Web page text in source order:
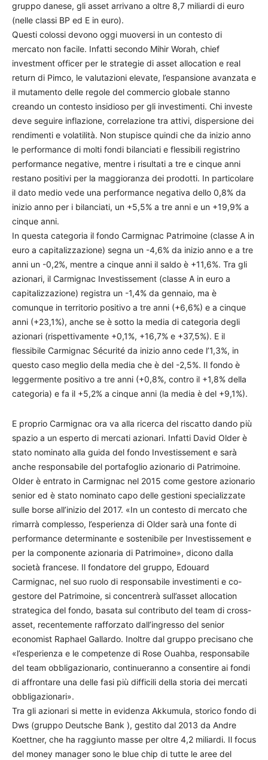
gruppo danese, gli asset arrivano a oltre 8,7 miliardi di euro
(nelle classi BP ed E in euro).
Questi colossi devono oggi muoversi in un contesto di
mercato non facile. Infatti secondo Mihir Worah, chief
investment officer per le strategie di asset allocation e real
return di Pimco, le valutazioni elevate, l’espansione avanzata e
il mutamento delle regole del commercio globale stanno
creando un contesto insidioso per gli investimenti. Chi investe
deve seguire inflazione, correlazione tra attivi, dispersione dei
rendimenti e volatilità. Non stupisce quindi che da inizio anno
le performance di molti fondi bilanciati e flessibili registrino
performance negative, mentre i risultati a tre e cinque anni
restano positivi per la maggioranza dei prodotti. In particolare
il dato medio vede una performance negativa dello 0,8% da
inizio anno per i bilanciati, un +5,5% a tre anni e un +19,9% a
cinque anni.
In questa categoria il fondo Carmignac Patrimoine (classe A in
euro a capitalizzazione) segna un -4,6% da inizio anno e a tre
anni un -0,2%, mentre a cinque anni il saldo è +11,6%. Tra gli
azionari, il Carmignac Investissement (classe A in euro a
capitalizzazione) registra un -1,4% da gennaio, ma è
comunque in territorio positivo a tre anni (+6,6%) e a cinque
anni (+23,1%), anche se è sotto la media di categoria degli
azionari (rispettivamente +0,1%, +16,7% e +37,5%). E il
flessibile Carmignac Sécurité da inizio anno cede l’1,3%, in
questo caso meglio della media che è del -2,5%. Il fondo è
leggermente positivo a tre anni (+0,8%, contro il +1,8% della
categoria) e fa il +5,2% a cinque anni (la media è del +9,1%).
E proprio Carmignac ora va alla ricerca del riscatto dando più
spazio a un esperto di mercati azionari. Infatti David Older è
stato nominato alla guida del fondo Investissement e sarà
anche responsabile del portafoglio azionario di Patrimoine.
Older è entrato in Carmignac nel 2015 come gestore azionario
senior ed è stato nominato capo delle gestioni specializzate
sulle borse all’inizio del 2017. «In un contesto di mercato che
rimarrà complesso, l’esperienza di Older sarà una fonte di
performance determinante e sostenibile per Investissement e
per la componente azionaria di Patrimoine», dicono dalla
società francese. Il fondatore del gruppo, Edouard
Carmignac, nel suo ruolo di responsabile investimenti e co-
gestore del Patrimoine, si concentrerà sull’asset allocation
strategica del fondo, basata sul contributo del team di cross-
asset, recentemente rafforzato dall’ingresso del senior
economist Raphael Gallardo. Inoltre dal gruppo precisano che
«l’esperienza e le competenze di Rose Ouahba, responsabile
del team obbligazionario, continueranno a consentire ai fondi
di affrontare una delle fasi più difficili della storia dei mercati
obbligazionari».
Tra gli azionari si mette in evidenza Akkumula, storico fondo di
Dws (gruppo Deutsche Bank ), gestito dal 2013 da Andre
Koettner, che ha raggiunto masse per oltre 4,2 miliardi. Il focus
del money manager sono le blue chip di tutte le aree del